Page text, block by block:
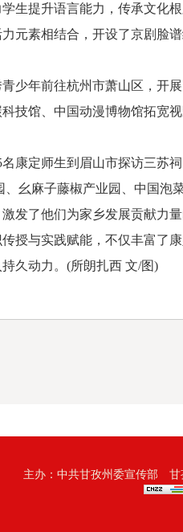
生提升语言能力，传承文化
元素相结合，开设了京剧脸
年前往杭州市萧山区，开展
技馆、中国动漫博物馆拓宽
定师生到眉山市探访三苏
幺麻子藤椒产业园、中国
发了他们为家乡发展贡献力量
与实践赋能，不仅丰富了
久动力。(所朗扎西 文/图)
主办：中共甘孜州委宣传部 甘